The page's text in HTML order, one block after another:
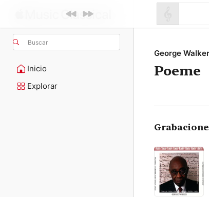
Buscar
Inicio
Explorar
George Walker
Poeme